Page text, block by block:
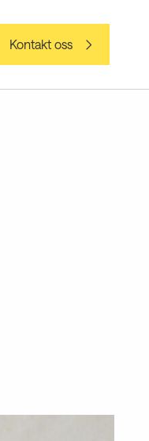
Kontakt oss